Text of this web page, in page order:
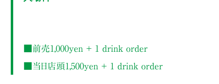
■前売1,000yen ＋ 1 drink order
■当日店頭1,500yen ＋ 1 drink order